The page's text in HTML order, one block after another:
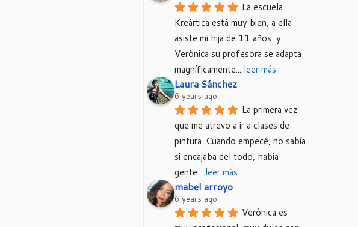
La escuela
Kreártica está muy bien, a ella
asiste mi hija de 11 años  y
Verónica su profesora se adapta
magníficamente... leer más
Laura Sánchez
6 years ago
La primera vez
que me atrevo a ir a clases de
pintura. Cuando empecé, no sabía
si encajaba del todo, había
gente... leer más
mabel arroyo
6 years ago
Verónica es